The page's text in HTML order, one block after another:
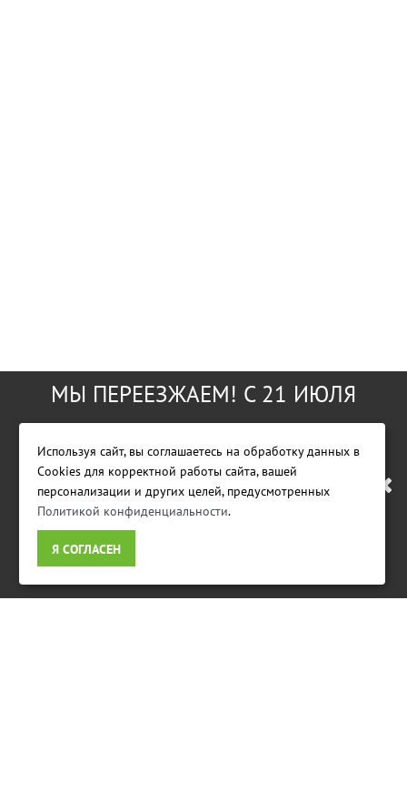
МЫ ПЕРЕЕЗЖАЕМ! С 21 ИЮЛЯ
МАГАЗИН БУДЕТ РАБОТАТЬ ПО
НОВОМУ АДРЕСУ. ПОДРОБНАЯ
ИНФОРМАЦИЯ О ПЕРЕЕЗДЕ
Фирменный магазин GreenWorks Tools
ИНФОРМАЦИЯ
Используя сайт, вы соглашаетесь на обработку данных в
Cookies для корректной работы сайта, вашей
персонализации и других целей, предусмотренных
Политикой конфиденциальности.
Я СОГЛАСЕН